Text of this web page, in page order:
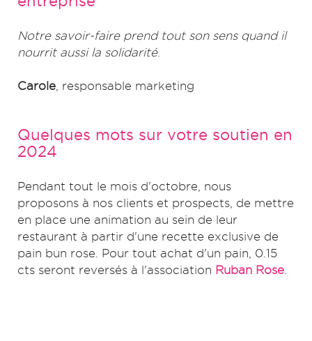
Notre savoir-faire prend tout son sens quand il
nourrit aussi la solidarité.
Carole , responsable marketing
Quelques mots sur votre soutien en
2024
Pendant tout le mois d'octobre, nous
proposons à nos clients et prospects, de mettre
en place une animation au sein de leur
restaurant à partir d'une recette exclusive de
pain bun rose. Pour tout achat d'un pain, 0.15
cts seront reversés à l'association Ruban Rose